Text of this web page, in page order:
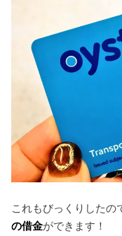
これもびっくりしたの
の借金ができます！